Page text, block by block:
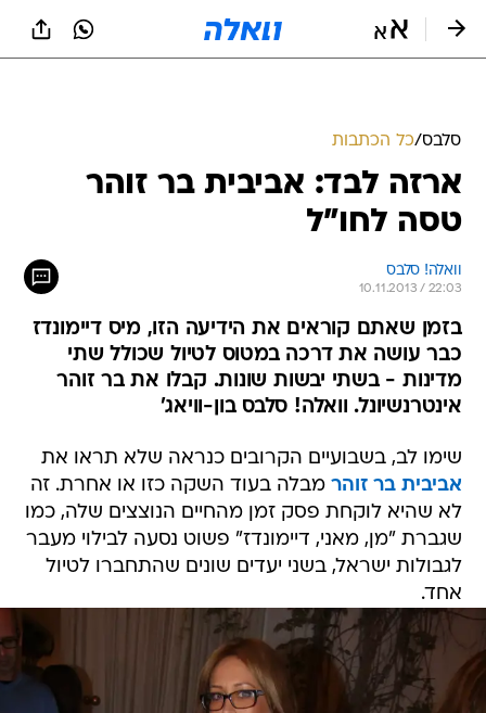
סלבס/כל הכתבות
ארזה לבד: אביבית בר זוהר
טסה לחו"ל
וואלה! סלבס
10.11.2013 / 22:03
בזמן שאתם קוראים את הידיעה הזו, מיס דיימונדז
כבר עושה את דרכה במטוס לטיול שכולל שתי
מדינות - בשתי יבשות שונות. קבלו את בר זוהר
אינטרנשיונל. וואלה! סלבס בון-וויאג'
שימו לב, בשבועיים הקרובים כנראה שלא תראו את
אביבית בר זוהר מבלה בעוד השקה כזו או אחרת. זה
לא שהיא לוקחת פסק זמן מהחיים הנוצצים שלה, כמו
שגברת "מן, מאני, דיימונדז" פשוט נסעה לבילוי מעבר
לגבולות ישראל, בשני יעדים שונים שהתחברו לטיול
אחד.